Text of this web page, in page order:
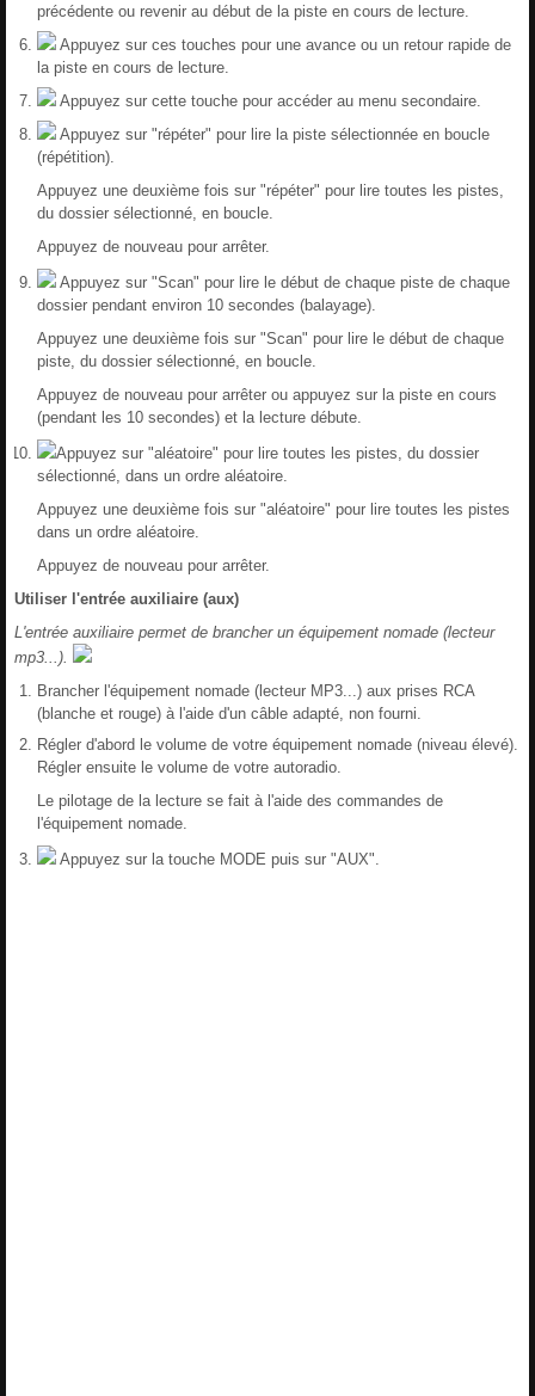
précédente ou revenir au début de la piste en cours de lecture.
Appuyez sur ces touches pour une avance ou un retour rapide de
la piste en cours de lecture.
Appuyez sur cette touche pour accéder au menu secondaire.
Appuyez sur "répéter" pour lire la piste sélectionnée en boucle
(répétition).
Appuyez une deuxième fois sur "répéter" pour lire toutes les pistes,
du dossier sélectionné, en boucle.
Appuyez de nouveau pour arrêter.
Appuyez sur "Scan" pour lire le début de chaque piste de chaque
dossier pendant environ 10 secondes (balayage).
Appuyez une deuxième fois sur "Scan" pour lire le début de chaque
piste, du dossier sélectionné, en boucle.
Appuyez de nouveau pour arrêter ou appuyez sur la piste en cours
(pendant les 10 secondes) et la lecture débute.
Appuyez sur "aléatoire" pour lire toutes les pistes, du dossier
sélectionné, dans un ordre aléatoire.
Appuyez une deuxième fois sur "aléatoire" pour lire toutes les pistes
dans un ordre aléatoire.
Appuyez de nouveau pour arrêter.
Utiliser l'entrée auxiliaire (aux)
L'entrée auxiliaire permet de brancher un équipement nomade (lecteur
mp3...).
Brancher l'équipement nomade (lecteur MP3...) aux prises RCA
(blanche et rouge) à l'aide d'un câble adapté, non fourni.
Régler d'abord le volume de votre équipement nomade (niveau élevé).
Régler ensuite le volume de votre autoradio.
Le pilotage de la lecture se fait à l'aide des commandes de
l'équipement nomade.
Appuyez sur la touche MODE puis sur "AUX".